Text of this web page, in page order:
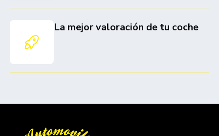
La mejor valoración de tu coche